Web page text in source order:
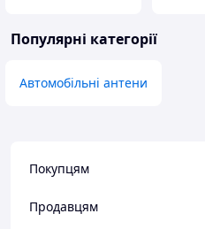
Популярні категорії
Автомобільні антени
Покупцям
Продавцям